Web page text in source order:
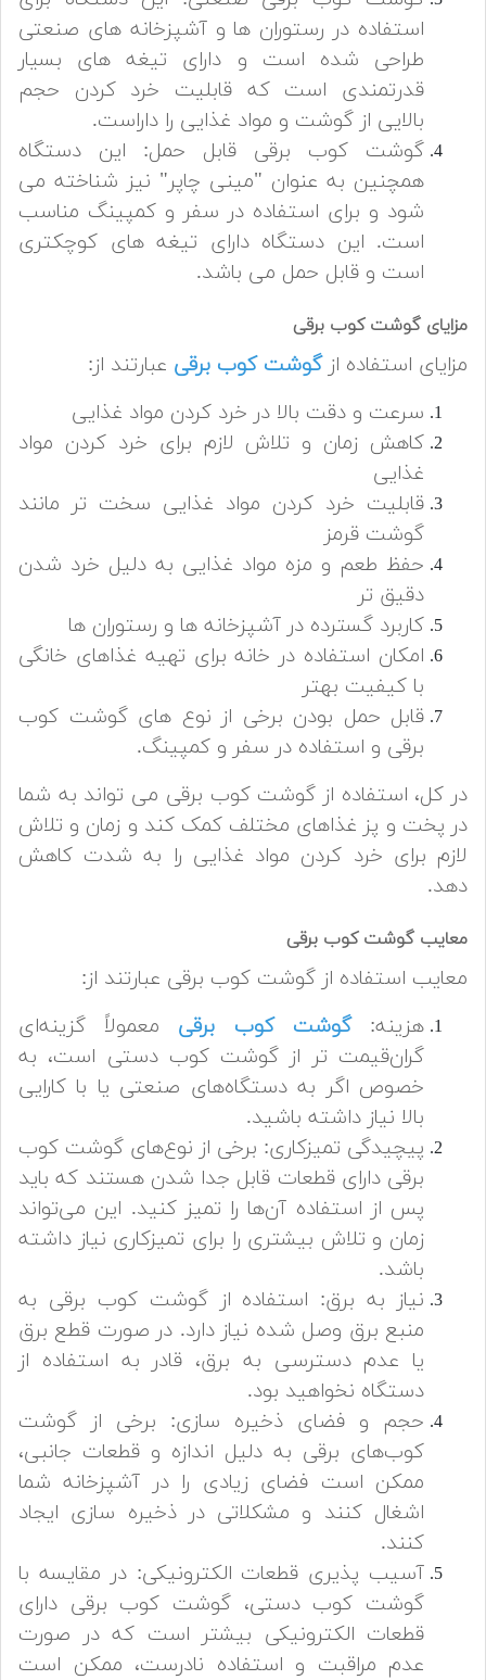
استفاده در رستوران ها و آشپزخانه های صنعتی
طراحی شده است و دارای تیغه های بسیار
قدرتمندی است که قابلیت خرد کردن حجم
بالایی از گوشت و مواد غذایی را داراست.
گوشت کوب برقی قابل حمل: این دستگاه
همچنین به عنوان "مینی چاپر" نیز شناخته می
شود و برای استفاده در سفر و کمپینگ مناسب
است. این دستگاه دارای تیغه های کوچکتری
است و قابل حمل می باشد.
مزایای گوشت کوب برقی
مزایای استفاده ازگوشت کوب برقی عبارتند از:
سرعت و دقت بالا در خرد کردن مواد غذایی
کاهش زمان و تلاش لازم برای خرد کردن مواد
غذایی
قابلیت خرد کردن مواد غذایی سخت تر مانند
گوشت قرمز
حفظ طعم و مزه مواد غذایی به دلیل خرد شدن
دقیق تر
کاربرد گسترده در آشپزخانه ها و رستوران ها
امکان استفاده در خانه برای تهیه غذاهای خانگی
با کیفیت بهتر
قابل حمل بودن برخی از نوع های گوشت کوب
برقی و استفاده در سفر و کمپینگ.
در کل، استفاده از گوشت کوب برقی می تواند به شما
در پخت و پز غذاهای مختلف کمک کند و زمان و تلاش
لازم برای خرد کردن مواد غذایی را به شدت کاهش
دهد.
معایب گوشت کوب برقی
معایب استفاده از گوشت کوب برقی عبارتند از:
هزینه:گوشت کوب برقی معمولاً گزینه‌ای
گران‌قیمت تر از گوشت کوب دستی است، به
خصوص اگر به دستگاه‌های صنعتی یا با کارایی
بالا نیاز داشته باشید.
پیچیدگی تمیزکاری: برخی از نوع‌های گوشت کوب
برقی دارای قطعات قابل جدا شدن هستند که باید
پس از استفاده آن‌ها را تمیز کنید. این می‌تواند
زمان و تلاش بیشتری را برای تمیزکاری نیاز داشته
باشد.
نیاز به برق: استفاده از گوشت کوب برقی به
منبع برق وصل شده نیاز دارد. در صورت قطع برق
یا عدم دسترسی به برق، قادر به استفاده از
دستگاه نخواهید بود.
حجم و فضای ذخیره سازی: برخی از گوشت
کوب‌های برقی به دلیل اندازه و قطعات جانبی،
ممکن است فضای زیادی را در آشپزخانه شما
اشغال کنند و مشکلاتی در ذخیره سازی ایجاد
کنند.
آسیب پذیری قطعات الکترونیکی: در مقایسه با
گوشت کوب دستی، گوشت کوب برقی دارای
قطعات الکترونیکی بیشتر است که در صورت
عدم مراقبت و استفاده نادرست، ممکن است